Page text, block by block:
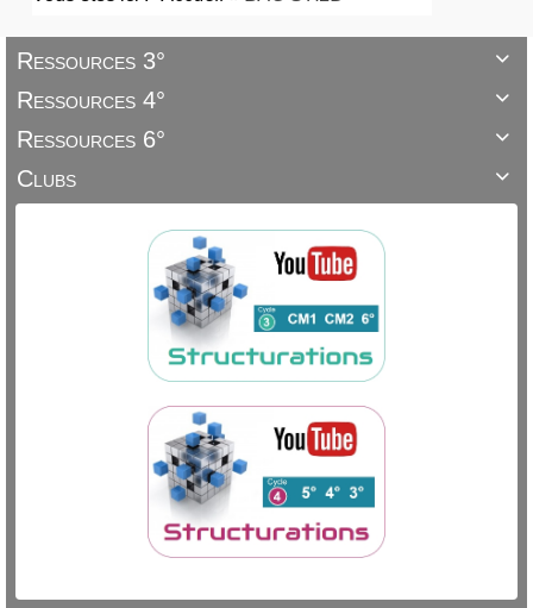

Ressources 3°

Ressources 4°

Ressources 6°

Clubs